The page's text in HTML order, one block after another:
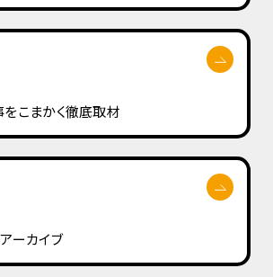
をこまかく徹底取材
アーカイブ